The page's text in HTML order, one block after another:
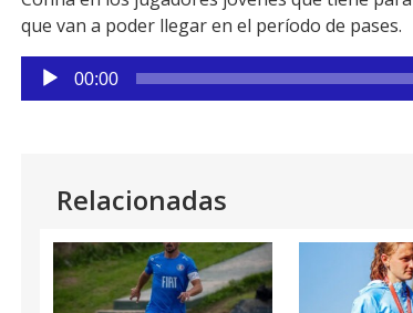
WhatsApp
que van a poder llegar en el período de pases.
Reproductor
de
00:00
Relacionadas